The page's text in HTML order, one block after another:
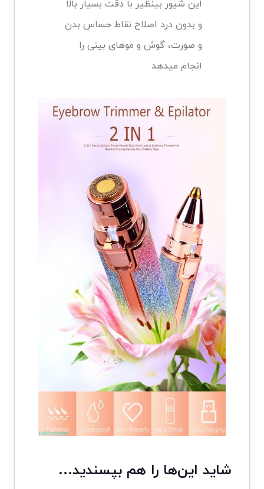
این شیور بینظیر با دقت بسیار بالا
و بدون درد اصلاح نقاط حساس بدن
و صورت، گوش و موهای بینی را
انجام میدهد
شاید این‌ها را هم بپسندید…